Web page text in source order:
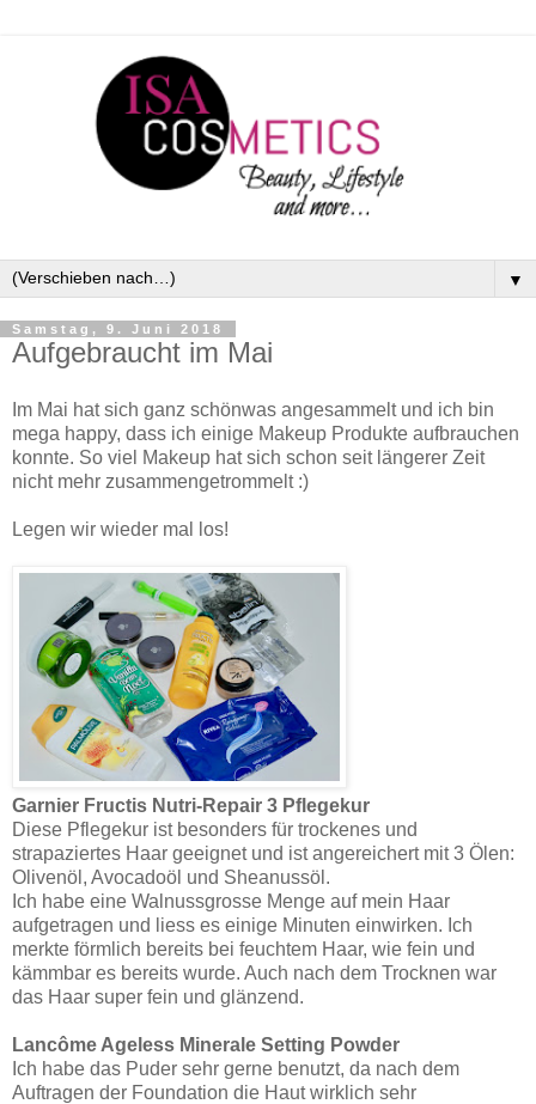
▼
Samstag, 9. Juni 2018
Aufgebraucht im Mai
Im Mai hat sich ganz schönwas angesammelt und ich bin
mega happy, dass ich einige Makeup Produkte aufbrauchen
konnte. So viel Makeup hat sich schon seit längerer Zeit
nicht mehr zusammengetrommelt :)
Legen wir wieder mal los!
Garnier Fructis Nutri-Repair 3 Pflegekur
Diese Pflegekur ist besonders für trockenes und
strapaziertes Haar geeignet und ist angereichert mit 3 Ölen:
Olivenöl, Avocadoöl und Sheanussöl.
Ich habe eine Walnussgrosse Menge auf mein Haar
aufgetragen und liess es einige Minuten einwirken. Ich
merkte förmlich bereits bei feuchtem Haar, wie fein und
kämmbar es bereits wurde. Auch nach dem Trocknen war
das Haar super fein und glänzend.
Lancôme Ageless Minerale Setting Powder
Ich habe das Puder sehr gerne benutzt, da nach dem
Auftragen der Foundation die Haut wirklich sehr